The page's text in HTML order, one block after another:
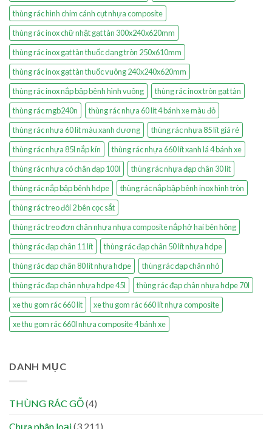
thùng rác hình chim cánh cụt nhựa composite
thùng rác inox chữ nhật gạt tàn 300x240x620mm
thùng rác inox gạt tàn thuốc dạng tròn 250x610mm
thùng rác inox gạt tàn thuốc vuông 240x240x620mm
thùng rác inox nắp bập bênh hình vuông
thùng rác inox tròn gạt tàn
thùng rác mgb240n
thùng rác nhựa 60 lít 4 bánh xe màu đỏ
thùng rác nhựa 60 lít màu xanh dương
thùng rác nhựa 85 lít giá rẻ
thùng rác nhựa 85l nắp kín
thùng rác nhựa 660 lít xanh lá 4 bánh xe
thùng rác nhựa có chân đạp 100l
thùng rác nhựa đạp chân 30 lít
thùng rác nắp bập bênh hdpe
thùng rác nắp bập bênh inox hình tròn
thùng rác treo đôi 2 bên cọc sắt
thùng rác treo đơn chân nhựa nhựa composite nắp hở hai bên hông
thùng rác đạp chân 11 lít
thùng rác đạp chân 50 lít nhựa hdpe
thùng rác đạp chân 80 lít nhựa hdpe
thùng rác đạp chân nhỏ
thùng rác đạp chân nhựa hdpe 45l
thùng rác đạp chân nhựa hdpe 70l
xe thu gom rác 660 lít
xe thu gom rác 660 lít nhựa composite
xe thu gom rác 660l nhựa composite 4 bánh xe
DANH MỤC
THÙNG RÁC GỖ(4)
Chưa phân loại(3.211)